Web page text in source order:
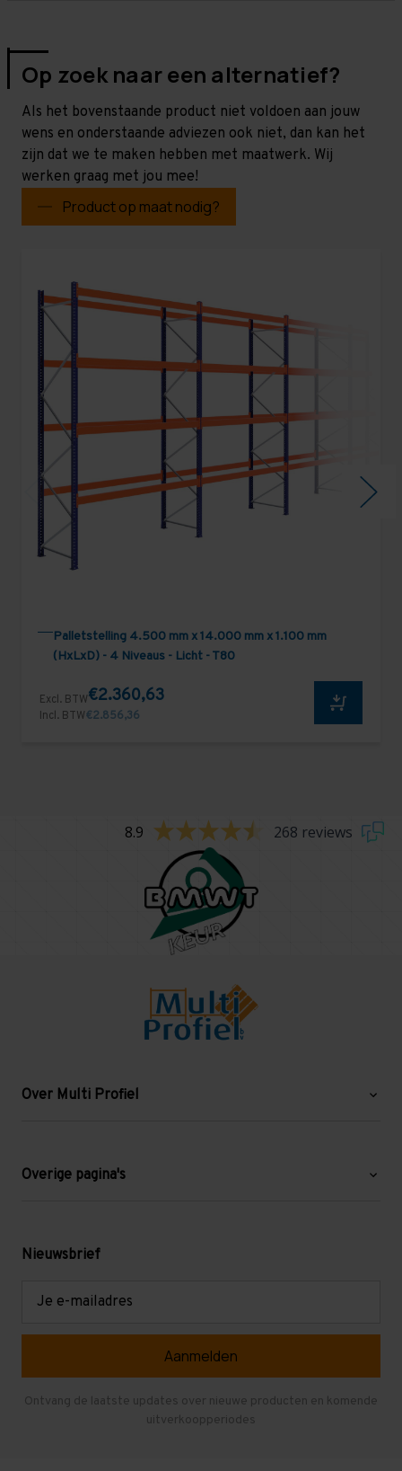
Op zoek naar een alternatief?
Als het bovenstaande product niet voldoen aan jouw
wens en onderstaande adviezen ook niet, dan kan het
zijn dat we te maken hebben met maatwerk. Wij
werken graag met jou mee!
Product op maat nodig?
Palletstelling 4.500 mm x 14.000 mm x 1.100 mm
(HxLxD) - 4 Niveaus - Licht - T80
Excl. BTW€2.360,63
Incl. BTW€2.856,36
8.9 268 reviews
Over Multi Profiel
Blog
Levering en afhalen
Overige pagina's
Mezzanine
Verdiepingsvloeren
Gebruikte entresolvloeren
Nieuwsbrief
Ontvang de laatste updates over nieuwe producten en komende
uitverkoopperiodes